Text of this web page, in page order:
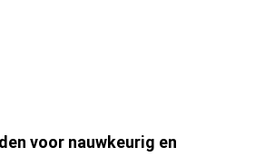
voor nauwkeurig en